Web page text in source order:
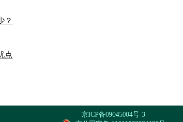
？
点
京ICP备09045004号-3